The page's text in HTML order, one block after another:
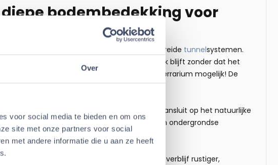
Over
voor social media te bieden en om ons
site met onze partners voor social
met andere informatie die u aan ze heeft
bodembedekking voor
verzamelen en het bouwen van uitgebreide tunnelsystemen.
een diepe laag bodembedekking mogelijk blijft zonder dat het
van 25 cm is bij ditSyrische Hamster Terrarium mogelijk! De
ontstaat een leefomgeving die veel beter aansluit op het natuurlijke
zoalshennepvezelofkatoenvezelkunnen ondergrondse
binnen het terrarium. Hierdoor kunt u het verblijf rustiger,